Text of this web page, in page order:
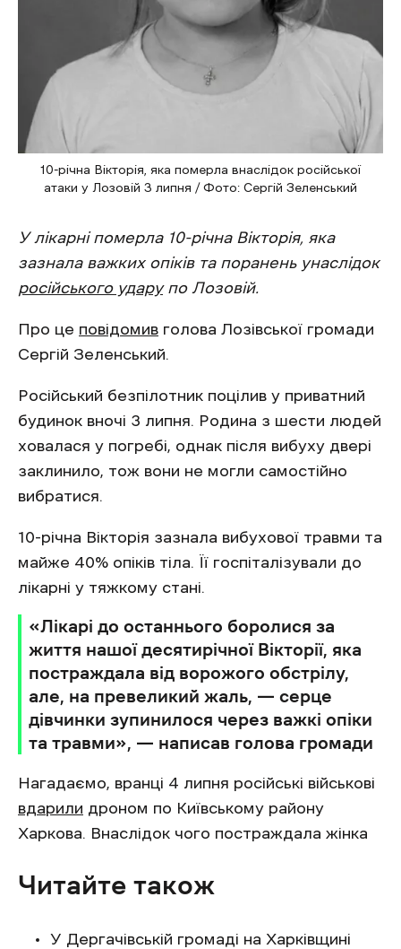
10-річна Вікторія, яка померла внаслідок російської
атаки у Лозовій 3 липня / Фото: Сергій Зеленський
У лікарні померла 10-річна Вікторія, яка
зазнала важких опіків та поранень унаслідок
російського ударупо Лозовій.
Про це повідомив голова Лозівської громади
Сергій Зеленський.
Російський безпілотник поцілив у приватний
будинок вночі 3 липня. Родина з шести людей
ховалася у погребі, однак після вибуху двері
заклинило, тож вони не могли самостійно
вибратися.
10-річна Вікторія зазнала вибухової травми та
майже 40% опіків тіла. Її госпіталізували до
лікарні у тяжкому стані.
«Лікарі до останнього боролися за
життя нашої десятирічної Вікторії, яка
постраждала від ворожого обстрілу,
але, на превеликий жаль, — серце
дівчинки зупинилося через важкі опіки
та травми», — написав голова громади
Нагадаємо, вранці 4 липня російські військові
вдарили дроном по Київському району
Харкова. Внаслідок чого постраждала жінка
Читайте також
У Дергачівській громаді на Харківщині